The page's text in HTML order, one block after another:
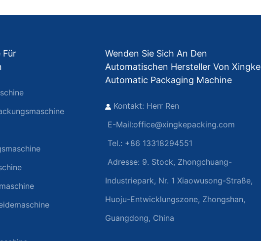
Für
Wenden Sie Sich An Den
Automatischen Hersteller Von Xingke
Automatic Packaging Machine
Kontakt: Herr Ren
E-Mail:office@xingkepacking.com
Tel.: +86 13318294551
Adresse: 9. Stock, Zhongchuang-
Industriepark, Nr. 1 Xiaowusong-Straße,
Huoju-Entwicklungszone, Zhongshan,
Guangdong, China